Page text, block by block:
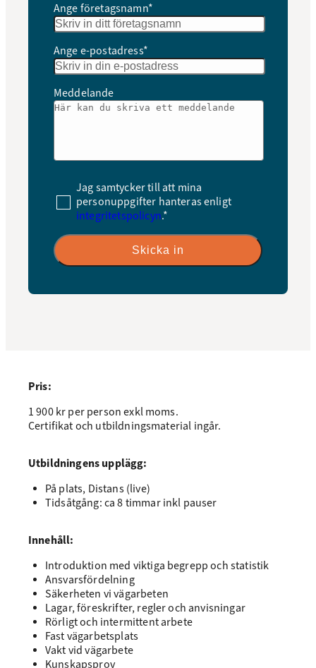
Ange företagsnamn*
Ange e-postadress*
Meddelande
Jag samtycker till att mina
personuppgifter hanteras enligt
integritetspolicyn.*
Pris:
1 900 kr per person exkl moms.
Certifikat och utbildningsmaterial ingår.
Utbildningens upplägg:
På plats, Distans (live)
Tidsåtgång: ca 8 timmar inkl pauser
Innehåll:
Introduktion med viktiga begrepp och statistik
Ansvarsfördelning
Säkerheten vi vägarbeten
Lagar, föreskrifter, regler och anvisningar
Rörligt och intermittent arbete
Fast vägarbetsplats
Vakt vid vägarbete
Kunskapsprov